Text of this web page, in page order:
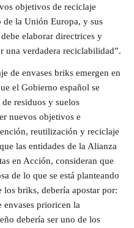
objetivos de reciclaje
de la Unión Europa, y sus
elaborar directrices y
una verdadera reciclabilidad”.
de envases briks emergen en
el Gobierno español se
residuos y suelos
nuevos objetivos e
reutilización y reciclaje
las entidades de la Alianza
en Acción, consideran que
de lo que se está planteando
briks, debería apostar por:
envases prioricen la
debería ser uno de los